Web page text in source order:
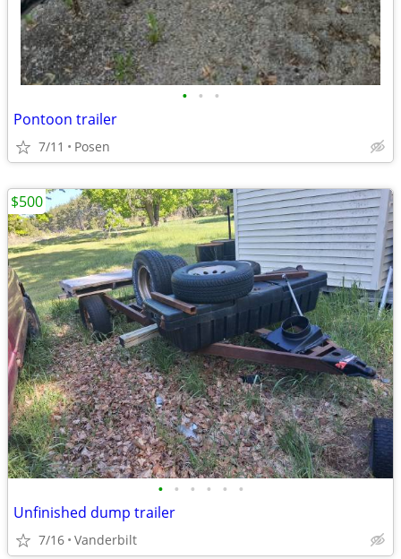
• • •
Pontoon trailer
7/11 Posen
• • • • • •
Unfinished dump trailer
7/16 Vanderbilt
$500